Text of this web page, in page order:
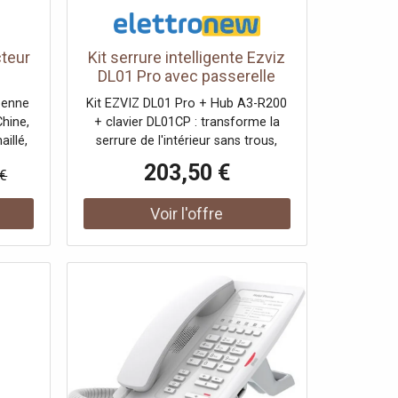
Kit serrure intelligente Ezviz
DL01 Pro avec passerelle
HUB A3 et clavier
Kit EZVIZ DL01 Pro + Hub A3-R200
+ clavier DL01CP : transforme la
serrure de l'intérieur sans trous,
et active des fonctions intelligentes
via l'application même à distance
grâce au gateway compatible
Matter et HomeKit. Composition du
A3-R200 1 × Clavier multifonction
EZVIZ DL01CP Caractéristiques clés
: Installation DL01 Pro en ~10
minutes de l'intérieur, sans perçage
ni modifications permanentes
Accès intelligent : application EZVIZ
203,50 €